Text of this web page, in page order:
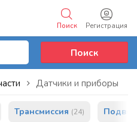
Регистрация
Поиск
Добавить объявление
Поиск
Датчики и приборы
Трансмиссия (24)